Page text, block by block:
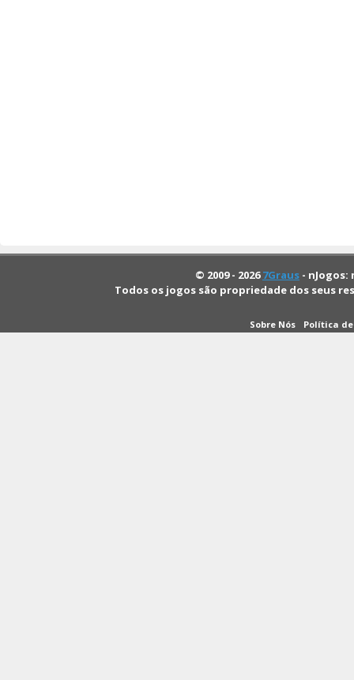
© 2009 - 20267Graus -
Todos os jogos são propriedade dos seus
Sobre Nós Política